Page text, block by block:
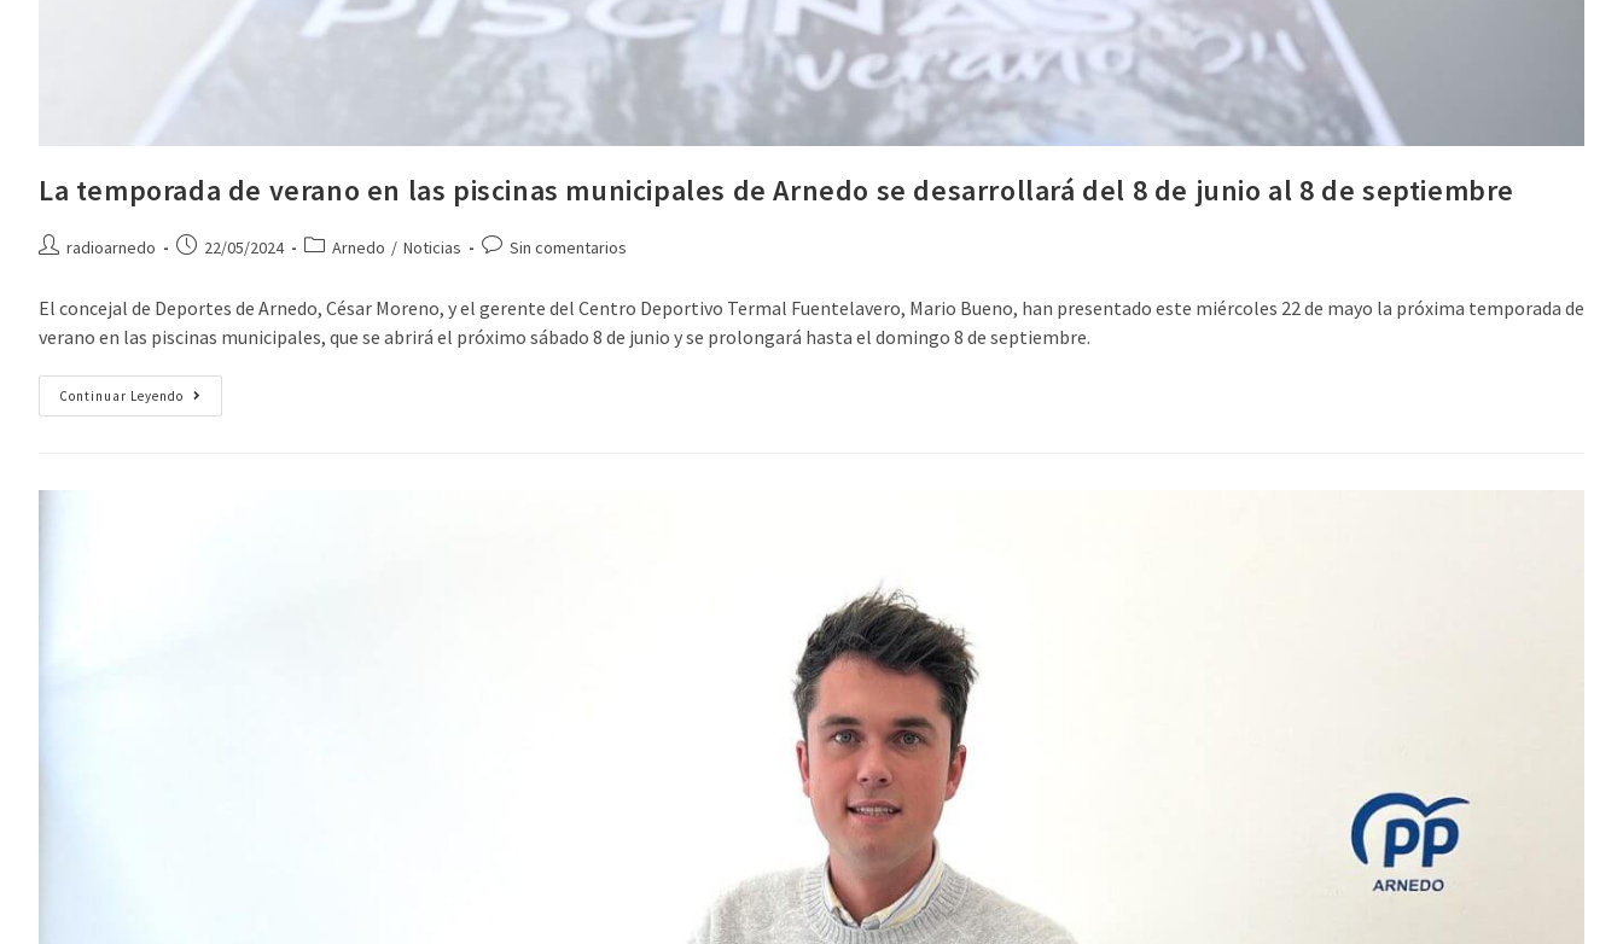
La temporada de verano en las piscinas municipales de Arnedo se desarrollará del 8 de junio al 8 de septiembre
radioarnedo 22/05/2024 Arnedo / Noticias Sin comentarios
El concejal de Deportes de Arnedo, César Moreno, y el gerente del Centro Deportivo Termal Fuentelavero, Mario Bueno, han presentado este miércoles 22 de mayo la próxima temporada de
verano en las piscinas municipales, que se abrirá el próximo sábado 8 de junio y se prolongará hasta el domingo 8 de septiembre.
Continuar Leyendo